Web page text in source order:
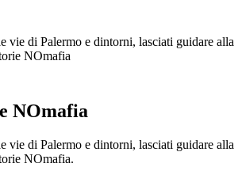
vie di Palermo e dintorni, lasciati guidare alla
NOmafia
NOmafia
vie di Palermo e dintorni, lasciati guidare alla
NOmafia.